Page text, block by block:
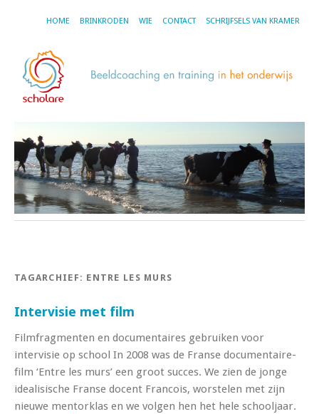
HOME BRINKRODEN WIE CONTACT SCHRIJFSELS VAN KRAMER
TAGARCHIEF: ENTRE LES MURS
Intervisie met film
Filmfragmenten en documentaires gebruiken voor
intervisie op school In 2008 was de Franse documentaire-
film ‘Entre les murs’ een groot succes. We zien de jonge
idealisische Franse docent Francois, worstelen met zijn
nieuwe mentorklas en we volgen hen het hele schooljaar.